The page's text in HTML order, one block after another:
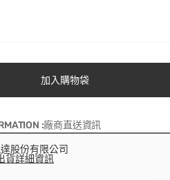
加入購物袋
:廠商直送資訊
股份有限公司
貨詳細資訊